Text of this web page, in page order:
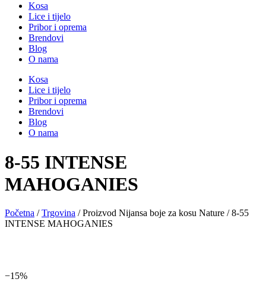
Kosa
Lice i tijelo
Pribor i oprema
Brendovi
Blog
O nama
Kosa
Lice i tijelo
Pribor i oprema
Brendovi
Blog
O nama
8-55 INTENSE
MAHOGANIES
Početna /Trgovina / Proizvod Nijansa boje za kosu Nature / 8-55
INTENSE MAHOGANIES
−15%